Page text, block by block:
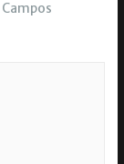
Campos